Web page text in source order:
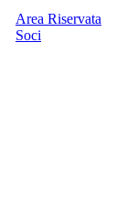
Area Riservata
Soci